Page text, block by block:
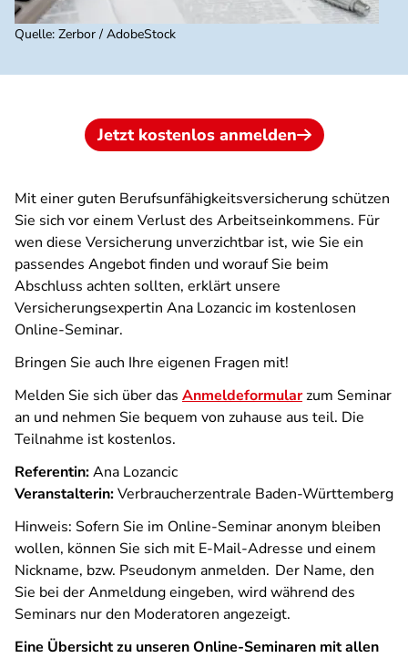
Quelle: Zerbor / AdobeStock
Jetzt kostenlos anmelden
Mit einer guten Berufsunfähigkeitsversicherung schützen
Sie sich vor einem Verlust des Arbeitseinkommens. Für
wen diese Versicherung unverzichtbar ist, wie Sie ein
passendes Angebot finden und worauf Sie beim
Abschluss achten sollten, erklärt unsere
Versicherungsexpertin Ana Lozancic im kostenlosen
Online-Seminar.
Bringen Sie auch Ihre eigenen Fragen mit!
Melden Sie sich über das Anmeldeformularzum Seminar
an und nehmen Sie bequem von zuhause aus teil. Die
Teilnahme ist kostenlos.
Referentin:Ana Lozancic
Veranstalterin:Verbraucherzentrale Baden-Württemberg
Hinweis: Sofern Sie im Online-Seminar anonym bleiben
wollen, können Sie sich mit E-Mail-Adresse und einem
Nickname, bzw. Pseudonym anmelden. Der Name, den
Sie bei der Anmeldung eingeben, wird während des
Seminars nur den Moderatoren angezeigt.
Eine Übersicht zu unseren Online-Seminaren mit allen